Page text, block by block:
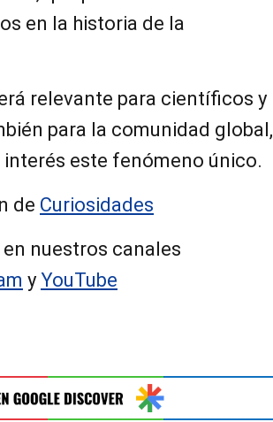
en la historia de la
relevante para científicos y
para la comunidad global,
este fenómeno único.
de Curiosidades
nuestros canales
y YouTube